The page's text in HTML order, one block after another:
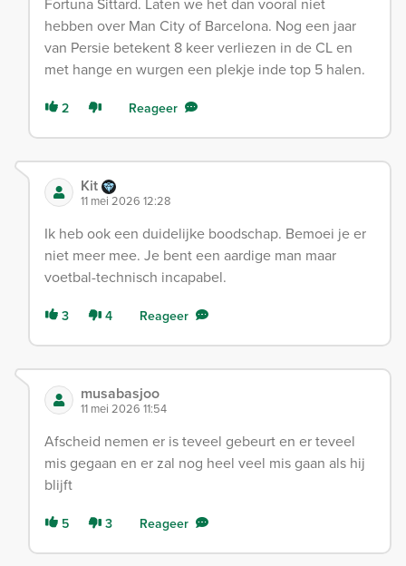
hebben over Man City of Barcelona. Nog een jaar
van Persie betekent 8 keer verliezen in de CL en
met hange en wurgen een plekje inde top 5 halen.
2 Reageer
Kit
11 mei 2026 12:28
Ik heb ook een duidelijke boodschap. Bemoei je er
niet meer mee. Je bent een aardige man maar
voetbal-technisch incapabel.
3 4 Reageer
musabasjoo
11 mei 2026 11:54
Afscheid nemen er is teveel gebeurt en er teveel
mis gegaan en er zal nog heel veel mis gaan als hij
blijft
5 3 Reageer